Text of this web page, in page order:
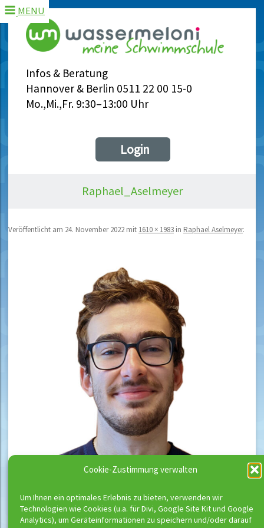
Cookie-Zustimmung verwalten
Um Ihnen ein optimales Erlebnis zu bieten, verwenden wir
Technologien wie Cookies (u.a. für Divi, Google Site Kit und Google
Analytics), um Geräteinformationen zu speichern und/oder darauf
Infos & Beratung
Hannover & Berlin 0511 22 00 15-0
Mo.,Mi.,Fr. 9:30–13:00 Uhr
MENU
Login
Raphael_Aselmeyer
Veröffentlicht am 24. November 2022 mit 1610 × 1983 in Raphael Aselmeyer.